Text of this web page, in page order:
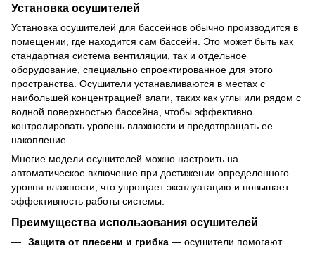
Установка осушителей
Установка осушителей для бассейнов обычно производится в
помещении, где находится сам бассейн. Это может быть как
стандартная система вентиляции, так и отдельное
оборудование, специально спроектированное для этого
пространства. Осушители устанавливаются в местах с
наибольшей концентрацией влаги, таких как углы или рядом с
водной поверхностью бассейна, чтобы эффективно
контролировать уровень влажности и предотвращать ее
накопление.
Многие модели осушителей можно настроить на
автоматическое включение при достижении определенного
уровня влажности, что упрощает эксплуатацию и повышает
эффективность работы системы.
Преимущества использования осушителей
Защита от плесени и грибка — осушители помогают